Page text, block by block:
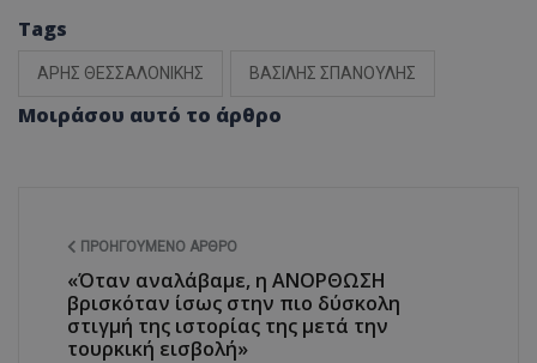
Tags
ΑΡΗΣ ΘΕΣΣΑΛΟΝΙΚΗΣ ΒΑΣΙΛΗΣ ΣΠΑΝΟΥΛΗΣ
Μοιράσου αυτό το άρθρο
ΠΡΟΗΓΟΎΜΕΝΟ ΆΡΘΡΟ
«Όταν αναλάβαμε, η ΑΝΟΡΘΩΣΗ
βρισκόταν ίσως στην πιο δύσκολη
στιγμή της ιστορίας της μετά την
τουρκική εισβολή»